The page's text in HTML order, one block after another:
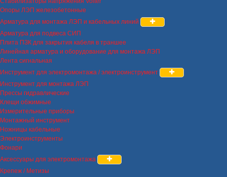
Опоры ЛЭП железобетонные
Арматура для монтажа ЛЭП и кабельных линий
Арматура для подвеса СИП
Плита ПЗК для закрытия кабеля в траншее
Линейная арматура и оборудование для монтажа ЛЭП
Лента сигнальная
Инструмент для электромонтажа / электроинструмент
Инструмент для монтажа ЛЭП
Прессы гидравлические
Клещи обжимные
Измерительные приборы
Монтажный инструмент
Ножницы кабельные
Электроинструменты
Фонари
Аксессуары для электромонтажа
Крепеж / Метизы